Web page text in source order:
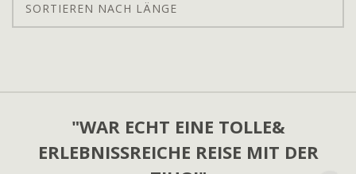
SORTIEREN NACH LÄNGE
"WAR ECHT EINE TOLLE&
ERLEBNISSREICHE REISE MIT DER